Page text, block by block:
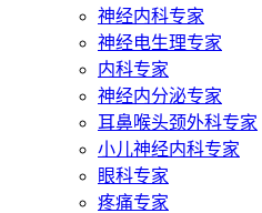
神经内科专家
神经电生理专家
内科专家
神经内分泌专家
耳鼻喉头颈外科专家
小儿神经内科专家
眼科专家
疼痛专家